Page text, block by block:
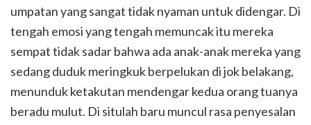
umpatan yang sangat tidak nyaman untuk didengar. Di
tengah emosi yang tengah memuncak itu mereka
sempat tidak sadar bahwa ada anak-anak mereka yang
sedang duduk meringkuk berpelukan di jok belakang,
menunduk ketakutan mendengar kedua orang tuanya
beradu mulut. Di situlah baru muncul rasa penyesalan